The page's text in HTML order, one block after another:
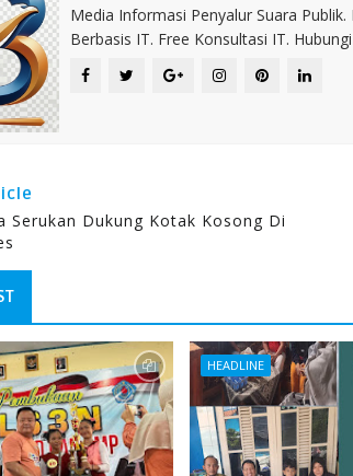
Media Informasi Penyalur Suara
Berbasis IT. Free Konsultasi IT.
Serukan Dukung Kotak Kosong Di
HEADLINE